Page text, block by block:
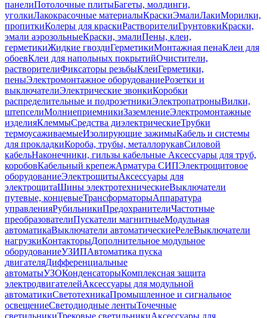
панелиПотолочные плитыБагеты, молдинги,
уголкиЛакокрасочные материалыКраскиЭмалиЛакиМорилки,
пропиткиКолеры для краскиРастворителиГрунтовкиКраски,
эмали аэрозольныеКраски, эмалиПены, клеи,
герметикиЖидкие гвоздиГерметикиМонтажная пенаКлеи для
обоевКлеи для напольных покрытийОчистители,
растворителиФиксаторы резьбыКлеиГерметики,
пеныЭлектромонтажное оборудованиеРозетки и
выключателиЭлектрические звонкиКоробки
распределительные и подрозетникиЭлектропатроныВилки,
штепселиМолниеприемникиЗаземлениеЭлектромонтажные
изделияКлеммыСредства диэлектрическиеТрубки
термоусаживаемыеИзолирующие зажимыКабель и системы
для прокладкиКороба, трубы, металлорукавСиловой
кабельНаконечники, гильзы кабельные Аксессуары для труб,
коробовКабельный крепежАрматура СИПЭлектрощитовое
оборудованиеЭлектрощитыАксессуары для
электрощитаШины электротехническиеВыключатели
путевые, концевыеТрансформаторыАппаратура
управленияРубильникиПредохранителиЧастотные
преобразователиПускатели магнитныеМодульная
автоматикаВыключатели автоматическиеРелеВыключатели
нагрузкиКонтакторыДополнительное модульное
оборудованиеУЗИПАвтоматика пуска
двигателяДифференциальные
автоматыУЗОКонденсаторыКомплексная защита
электродвигателейАксессуары для модульной
автоматикиСветотехникаПромышленное и сигнальное
освещениеСветодиодные лентыТочечные
светильникиТрековые светильникиАксессуары для